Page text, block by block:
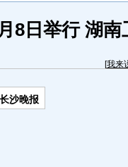
8日举行 湖
[我来
沙晚报